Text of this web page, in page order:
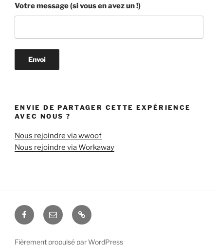
Votre message (si vous en avez un !)
ENVIE DE PARTAGER CETTE EXPÉRIENCE
AVEC NOUS ?
Nous rejoindre via wwoof
Nous rejoindre via Workaway
Notre
Facebook
Nous
écrire
Mentions
légales
Fièrement propulsé par WordPress